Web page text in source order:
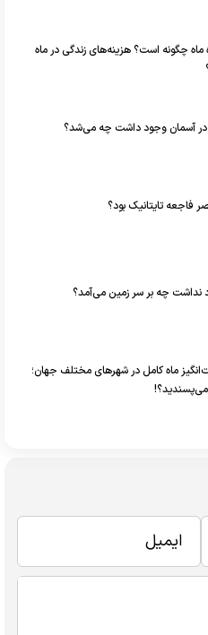
ماه چگونه است؟ هزینه‌های زندگی در ماه
در آسمان وجود داشت چه می‌شد؟
فاجعه تایتانیک بود؟
نداشت چه بر سر زمین می‌آمد؟
ماه کامل در شهر‌های مختلف جهان؛
می‌پسندید؟!